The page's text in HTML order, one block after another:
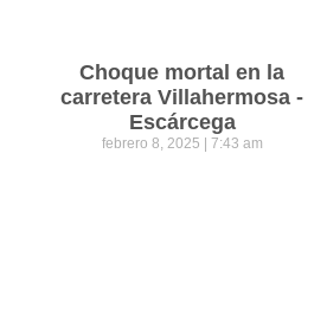
Choque mortal en la
carretera Villahermosa -
Escárcega
febrero 8, 2025 7:43 am